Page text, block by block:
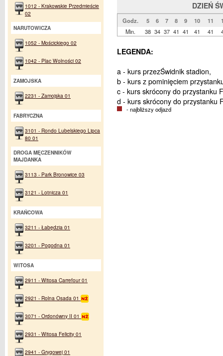
DZIEŃ
Godz. 5 6 7 8 9 10 11
Min.
38 34 37 41 41 41 41
LEGENDA:
a - kurs przezŚwidnik stadion,
b - kurs z pominięciem
c - kurs skrócony do przystanku
d - kurs skrócony do przystanku
- najbliższy odjazd
1012 - Krakowskie Przedmieście
02
NARUTOWICZA
1052 - Mościckiego 02
1042 - Plac Wolności 02
ZAMOJSKA
2231 - Zamojska 01
FABRYCZNA
3101 - Rondo Lubelskiego Lipca
80 01
DROGA MĘCZENNIKÓW
MAJDANKA
3113 - Park Bronowice 03
3121 - Lotnicza 01
KRAŃCOWA
3211 - Łabędzia 01
3201 - Pogodna 01
WITOSA
2911 - Witosa Carrefour 01
2921 - Rolna Osada 01
3071 - Ordonówny II 01
2931 - Witosa Felicity 01
2941 - Grygowej 01